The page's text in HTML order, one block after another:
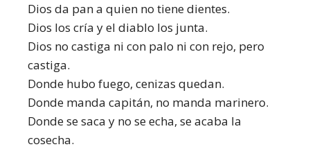
Dios da pan a quien no tiene dientes.
Dios los cría y el diablo los junta.
Dios no castiga ni con palo ni con rejo, pero
castiga.
Donde hubo fuego, cenizas quedan.
Donde manda capitán, no manda marinero.
Donde se saca y no se echa, se acaba la
cosecha.